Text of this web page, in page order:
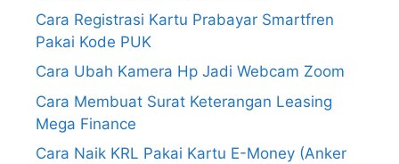
Cara Registrasi Kartu Prabayar Smartfren
Pakai Kode PUK
Cara Ubah Kamera Hp Jadi Webcam Zoom
Cara Membuat Surat Keterangan Leasing
Mega Finance
Cara Naik KRL Pakai Kartu E-Money (Anker